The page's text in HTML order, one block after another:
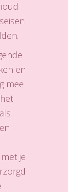
en
mee
je